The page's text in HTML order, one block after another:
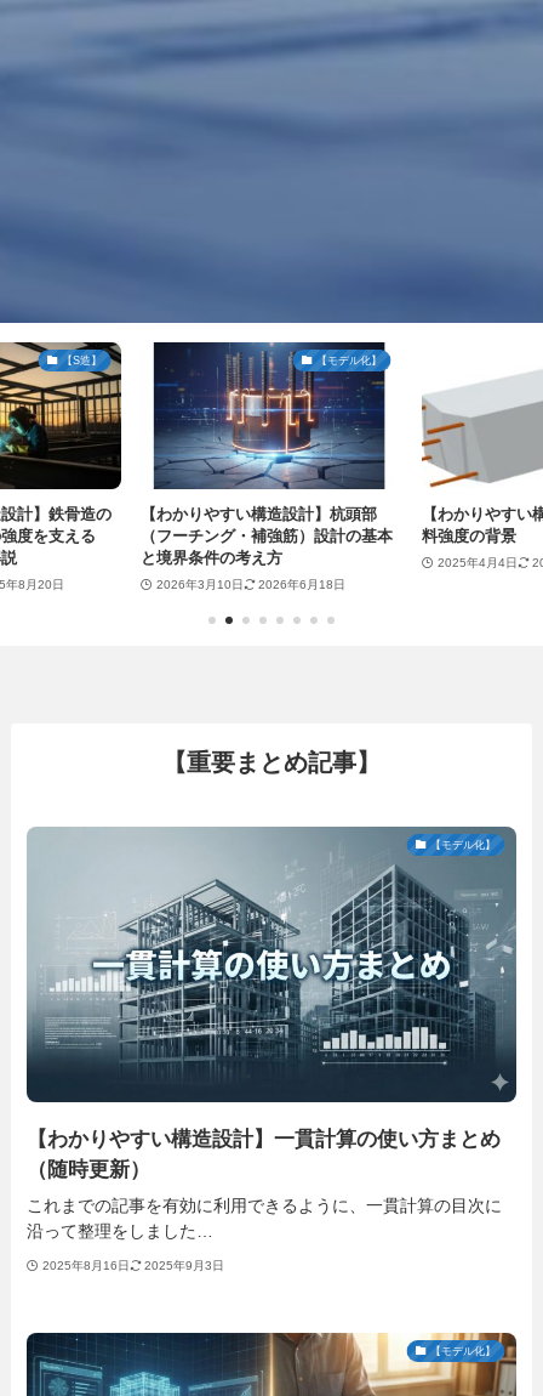
【S造】
】鉄骨造の
を支える
月20日
【モデル化】
【わかりやすい構造設計】杭頭部
（フーチング・補強筋）設計の基本
と境界条件の考え方
2026年3月10日 2026年6月18日
【わかりやすい構
料強度の背景
2025年4月4日 2025
【重要まとめ記事】
【モデル化】
【わかりやすい構造設計】一貫計算の使い方まとめ
（随時更新）
これまでの記事を有効に利用できるように、一貫計算の目次に
沿って整理をしました…
2025年8月16日 2025年9月3日
【モデル化】